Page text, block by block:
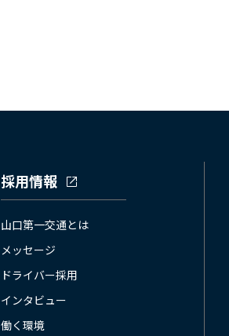
採用情報
山口第一交通とは
メッセージ
ドライバー採用
インタビュー
働く環境